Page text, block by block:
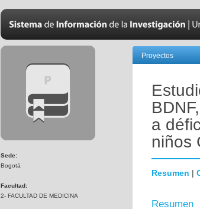
Sede:
Bogotá
Facultad:
2- FACULTAD DE MEDICINA
Proyectos
a
niños
Resumen |
Resumen